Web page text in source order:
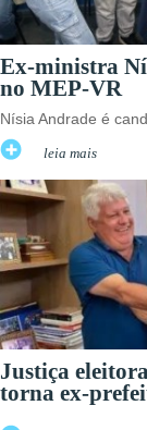
Ex-ministra
no MEP-VR
Nísia Andrade é
leia mais
Justiça
torna ex-